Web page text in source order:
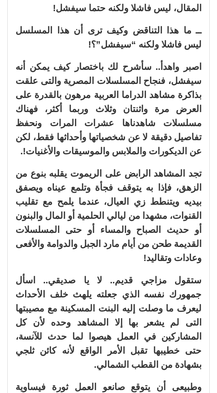
المقال، ليس فاشلا ولكنه حتما سيفشل!
ــ ما هذا التناقض وكيف ترى أن هذا المسلسل
ليس فاشلا ولكنه “سيفشل”؟!
اصبر واهدأ.. سأشرح لك باختصار كيف يمكن أنه
سيفشل، فنجاح المسلسلات المصرية والتى علقت
بذاكرة مشاهد الدراما العربية مرهون بالقدرة على
العرض مرة واثنتان وثلاث وربما أكثر، فهناك
مسلسلات شاهدناها عشرات المرات ونحفظ
تفاصيل دقيقة لا عن شخصياتها وأحداثها فقط، لكن
عن الديكورات والملابس والموسيقات والأغنيات!.
تجد المشاهد الرابض على الريموت يقلبه بنوع من
الزهق، فإذا به يتوقف فجأة وتلمع عيناه ويصفق
بيديه ويتنطط زي العيال، عندما يلمح مع تقليب
القنوات، مشهدا من ليالي الحلمية أو المال والبنون
أو حديث الصباح والمساء أو حتى المسلسلات
القديمة طحن من أيام مارد الجبل والدوامة والأفعى
وعادات وتقاليد!
ستقول مزاجي قديم.. لا يا صديقي.. اسأل
جمهورك نفسه الذي جعلته يلهث خلف الأحداث
ليعرف ما وصلت إليه البنت المسكينة مع مصيبتها
التى لم يشعر بها إلا المشاهد وحده لأن كل
المشاركين في العمل هيصوا لما حدث للآنسة،
حتى خطيبها تقبل الأمر الواقع لأنه كائن ثلجي
بشهادة من القطب الشمالي.
وطبيعى أن يتوقع صانعو العمل ثورة فيساوية